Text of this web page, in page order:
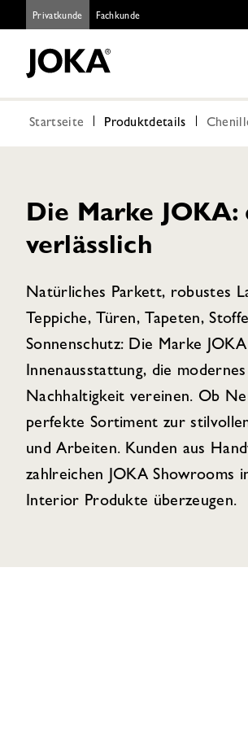
Privatkunde Fachkunde
Startseite Produktdetails
Die Marke JOKA:
verlässlich
Natürliches Parkett, robustes
Teppiche, Türen, Tapeten,
Sonnenschutz: Die Marke
Innenausstattung, die
Nachhaltigkeit vereinen. Ob
perfekte Sortiment zur
und Arbeiten. Kunden aus
zahlreichen JOKA Showrooms
Interior Produkte überzeugen.